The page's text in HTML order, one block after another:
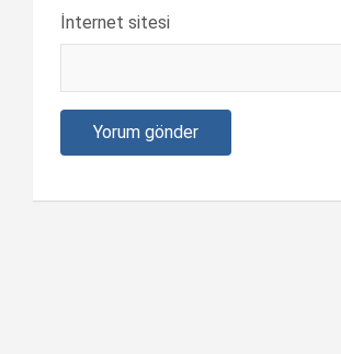
İnternet sitesi